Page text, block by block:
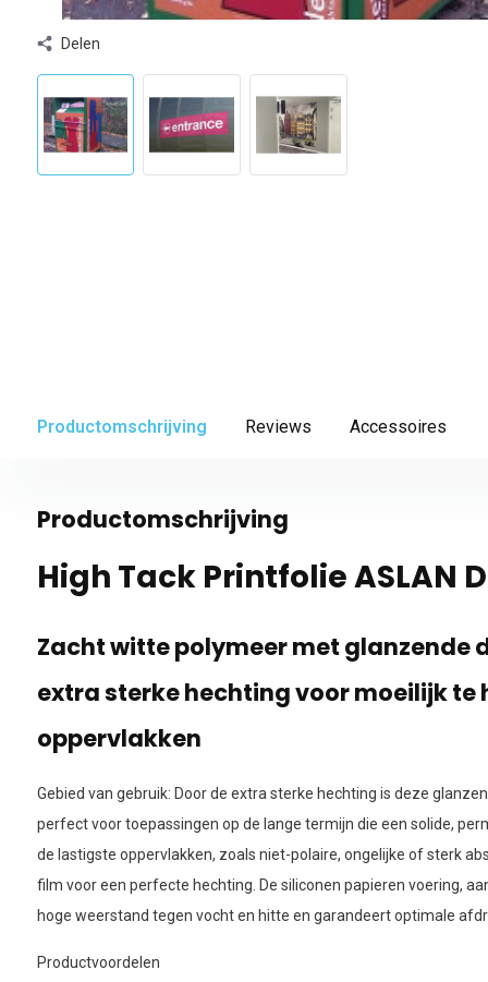
Delen
Productomschrijving Reviews Accessoires
Productomschrijving
High Tack Printfolie ASLAN
Zacht witte polymeer met glanzende
extra sterke hechting voor moeilijk te
oppervlakken
Gebied van gebruik: Door de extra sterke hechting is deze
perfect voor toepassingen op de lange termijn die een solide,
de lastigste oppervlakken, zoals niet-polaire, ongelijke of sterk
film voor een perfecte hechting. De siliconen papieren voering,
hoge weerstand tegen vocht en hitte en garandeert optimale
Productvoordelen